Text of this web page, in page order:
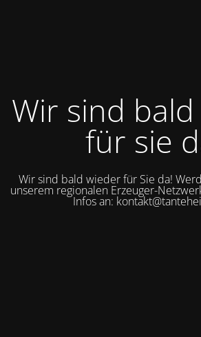
Wir sind bald
für sie
Wir sind bald wieder für Sie da!
unserem regionalen Erzeuger-
Infos an: